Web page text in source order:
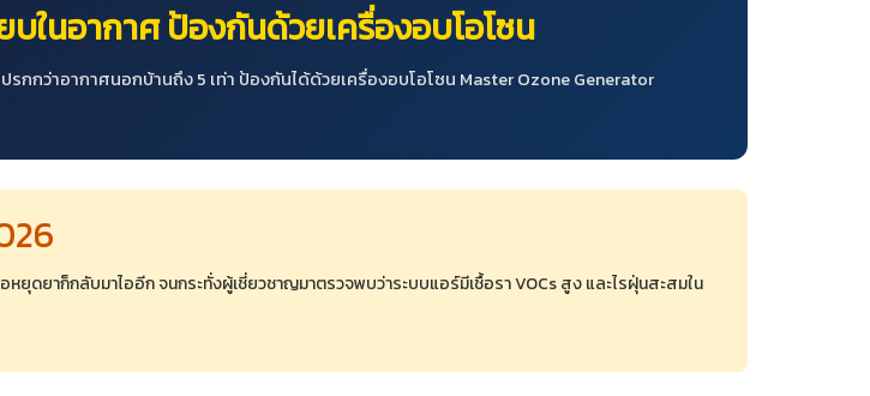
บในอากาศ ป้องกันด้วยเครื่องอบโอโซน
รกกว่าอากาศนอกบ้านถึง 5 เท่า ป้องกันได้ด้วยเครื่องอบโอโซน Master Ozone Generator
ดยาก็กลับมาไออีก จนกระทั่งผู้เชี่ยวชาญมาตรวจพบว่าระบบแอร์มีเชื้อรา VOCs สูง และไรฝุ่นสะสมใน